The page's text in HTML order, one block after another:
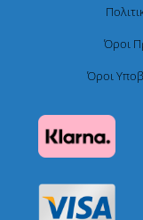
Όροι
Όροι